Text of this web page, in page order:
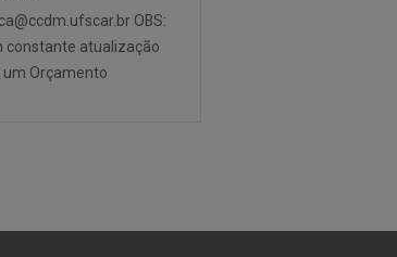
OBS:
constante atualização
um Orçamento